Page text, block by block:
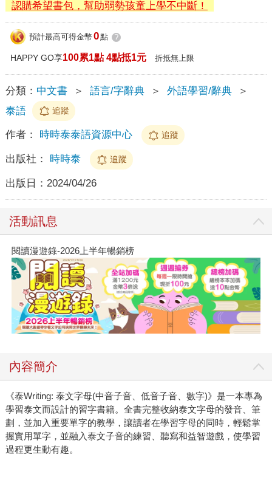
認購希望書包，幫助弱勢孩童上學不中斷！
預計最高可得金幣 0點 ?
HAPPY GO享100累1點 4點抵1元 折抵無上限
分類： 中文書 ＞ 語言/字辭典 ＞ 外語學習/辭典
＞
泰語
追蹤
作者： 時時泰泰語資源中心 追蹤
出版社： 時時泰 追蹤
出版日： 2024/04/26
活動訊息
閱讀漫遊錄-2026上半年暢銷榜
內容簡介
《泰Writing: 泰文字母(中音子音、低音子音、數字)》是一本專為
學習泰文而設計的習字書籍。全書完整收納泰文字母的發音、筆
劃，並加入重要單字的教學，讓讀者在學習字母的同時，輕鬆掌
握實用單字，並融入泰文子音的練習、聽寫和益智遊戲，使學習
過程更生動有趣。